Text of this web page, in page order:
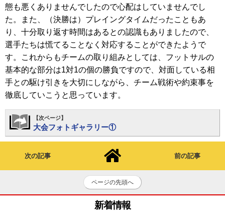
態も悪くありませんでしたので心配はしていませんでし
た。また、（決勝は）プレイングタイムだったこともあ
り、十分取り返す時間はあるとの認識もありましたので、
選手たちは慌てることなく対応することができたようで
す。これからもチームの取り組みとしては、フットサルの
基本的な部分は1対1の個の勝負ですので、対面している相
手との駆け引きを大切にしながら、チーム戦術や約束事を
徹底していこうと思っています。
【次ページ】
大会フォトギャラリー①
次の記事 前の記事
ページの先頭へ
新着情報